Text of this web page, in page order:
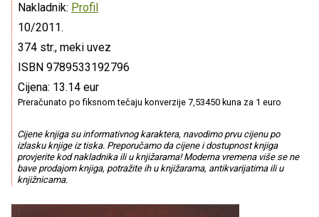
Nakladnik: Profil
10/2011.
374 str., meki uvez
ISBN 9789533192796
Cijena: 13.14 eur
Preračunato po fiksnom tečaju konverzije 7,53450 kuna za 1 euro
Cijene knjiga su informativnog karaktera, navodimo prvu cijenu po
izlasku knjige iz tiska. Preporučamo da cijene i dostupnost knjiga
provjerite kod nakladnika ili u knjižarama! Moderna vremena više se ne
bave prodajom knjiga, potražite ih u knjižarama, antikvarijatima ili u
knjižnicama.